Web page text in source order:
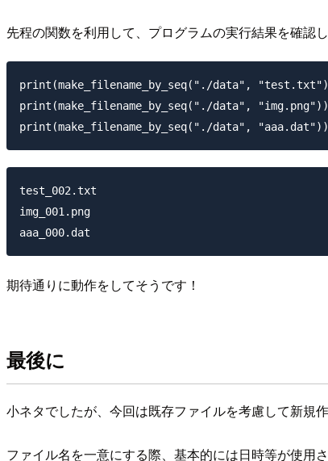
先程の関数を利用して、プログラムの実行結果を確認し
print(make_filename_by_seq("./data",
print(make_filename_by_seq("./data", "img.png"))
test_002.txt
img_001.png
期待通りに動作をしてそうです！
最後に
小ネタでしたが、今回は既存ファイルを考慮して新規
ファイル名を一意にする際、基本的には日時等が使用